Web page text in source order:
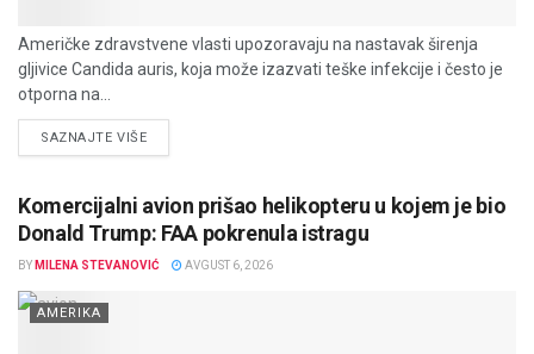
Američke zdravstvene vlasti upozoravaju na nastavak širenja
gljivice Candida auris, koja može izazvati teške infekcije i često je
otporna na...
SAZNAJTE VIŠEDETAILS
Komercijalni avion prišao helikopteru u kojem je bio
Donald Trump: FAA pokrenula istragu
BY MILENA STEVANOVIĆ AVGUST 6, 2026
AMERIKA